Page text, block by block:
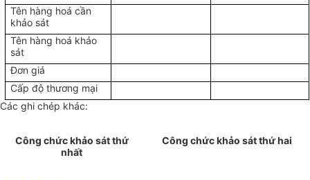
Tên hàng hoá cần
khảo sát
Tên hàng hoá khảo
sát
Đơn giá
Cấp độ thương mại
Các ghi chép khác:
Công chức khảo sát thứ
nhất
Công chức khảo sát thứ hai